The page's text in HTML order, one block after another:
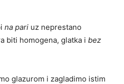
na pari uz neprestano
biti homogena, glatka i bez
glazurom i zagladimo istim